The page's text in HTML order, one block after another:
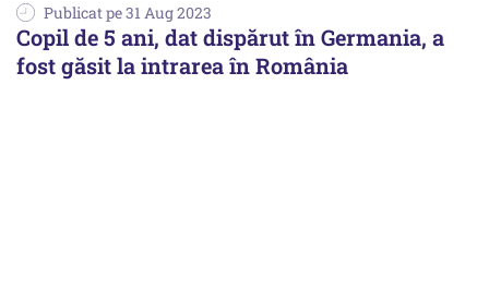
Publicat pe 31 Aug 2023
Copil de 5 ani, dat dispărut în Germania, a
fost găsit la intrarea în România